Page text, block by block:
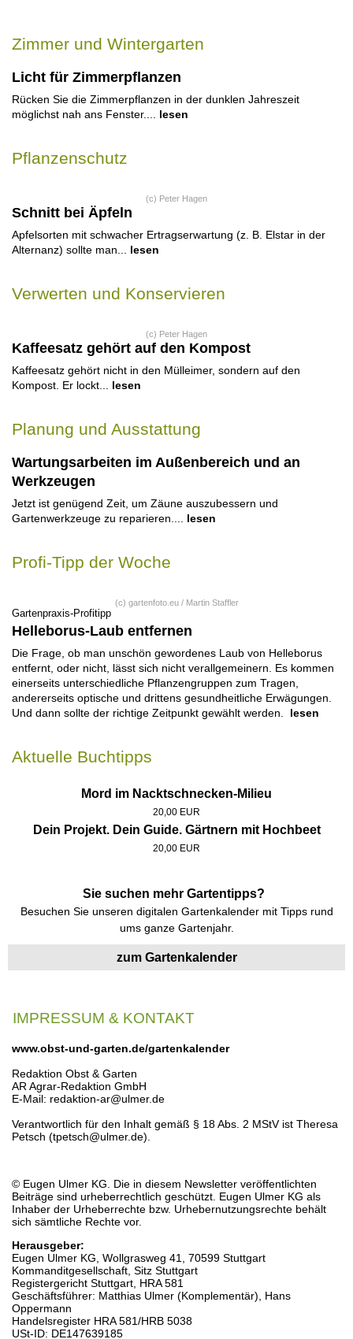
Zimmer und Wintergarten
Licht für Zimmerpflanzen
Rücken Sie die Zimmerpflanzen in der dunklen Jahreszeit
möglichst nah ans Fenster....
lesen
Pflanzenschutz
(c) Peter Hagen
Schnitt bei Äpfeln
Apfelsorten mit schwacher Ertragserwartung (z. B. Elstar in der
Alternanz) sollte man...
lesen
Verwerten und Konservieren
(c) Peter Hagen
Kaffeesatz gehört auf den Kompost
Kaffeesatz gehört nicht in den Mülleimer, sondern auf den
Kompost. Er lockt...
lesen
Planung und Ausstattung
Wartungsarbeiten im Außenbereich und an
Werkzeugen
Jetzt ist genügend Zeit, um Zäune auszubessern und
Gartenwerkzeuge zu reparieren....
lesen
Profi-Tipp der Woche
(c) gartenfoto.eu / Martin Staffler
Gartenpraxis-Profitipp
Helleborus-Laub entfernen
Die Frage, ob man unschön gewordenes Laub von Helleborus
entfernt, oder nicht, lässt sich nicht verallgemeinern. Es kommen
einerseits unterschiedliche Pflanzengruppen zum Tragen,
andererseits optische und drittens gesundheitliche Erwägungen.
Und dann sollte der richtige Zeitpunkt gewählt werden.
lesen
Aktuelle Buchtipps
Mord im Nacktschnecken-Milieu
20,00 EUR
Dein Projekt. Dein Guide. Gärtnern mit Hochbeet
20,00 EUR
Sie suchen mehr Gartentipps?
Besuchen Sie unseren digitalen Gartenkalender mit Tipps rund
ums ganze Gartenjahr.
zum Gartenkalender
IMPRESSUM & KONTAKT
www.obst-und-garten.de/gartenkalender
Redaktion Obst & Garten
AR Agrar-Redaktion GmbH
E-Mail: redaktion-ar@ulmer.de
Verantwortlich für den Inhalt gemäß § 18 Abs. 2 MStV ist Theresa
Petsch (tpetsch@ulmer.de).
© Eugen Ulmer KG. Die in diesem Newsletter veröffentlichten
Beiträge sind urheberrechtlich geschützt. Eugen Ulmer KG als
Inhaber der Urheberrechte bzw. Urhebernutzungsrechte behält
sich sämtliche Rechte vor.
Herausgeber:
Eugen Ulmer KG, Wollgrasweg 41, 70599 Stuttgart
Kommanditgesellschaft, Sitz Stuttgart
Registergericht Stuttgart, HRA 581
Geschäftsführer: Matthias Ulmer (Komplementär), Hans
Oppermann
Handelsregister HRA 581/HRB 5038
USt-ID: DE147639185